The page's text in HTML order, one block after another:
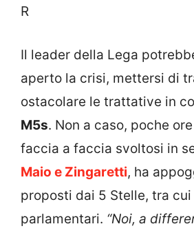
R
Il leader della Lega
aperto la crisi, mettersi di
ostacolare le trattative in
M5s. Non a caso, poche
faccia a faccia svoltosi in
Maio e Zingaretti, ha
proposti dai 5 Stelle, tra
parlamentari. “Noi, a